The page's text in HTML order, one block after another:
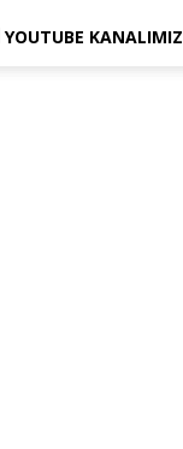
YOUTUBE KANALIMIZ